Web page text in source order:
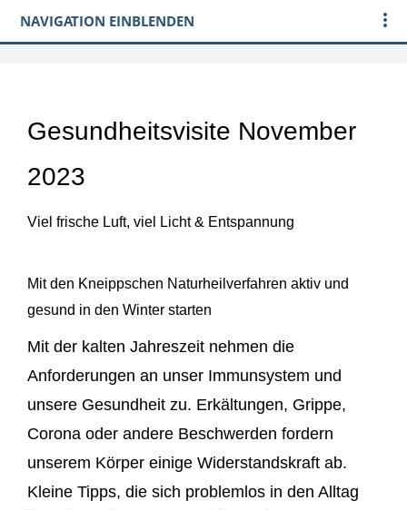
NAVIGATION EINBLENDEN
Gesundheitsvisite November
2023
Viel frische Luft, viel Licht & Entspannung
Mit den Kneippschen Naturheilverfahren aktiv und
gesund in den Winter starten
Mit der kalten Jahreszeit nehmen die
Anforderungen an unser Immunsystem und
unsere Gesundheit zu. Erkältungen, Grippe,
Corona oder andere Beschwerden fordern
unserem Körper einige Widerstandskraft ab.
Kleine Tipps, die sich problemlos in den Alltag